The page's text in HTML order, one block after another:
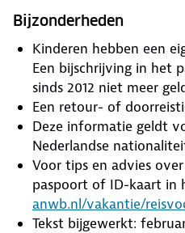
Bijzonderheden
Kinderen hebben een
Een bijschrijving in het
sinds 2012 niet meer
Een retour- of
Deze informatie geldt
Nederlandse
Voor tips en advies
paspoort of ID-kaart in
anwb.nl/vakantie/
Tekst bijgewerkt: